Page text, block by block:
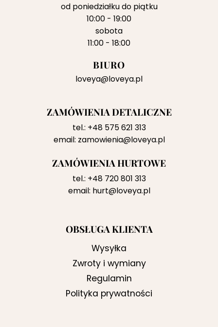
od poniedziałku do piątku
10:00 - 19:00
sobota
11:00 - 18:00
BIURO
loveya@loveya.pl
ZAMÓWIENIA DETALICZNE
tel.: +48 575 621 313
email: zamowienia@loveya.pl
ZAMÓWIENIA HURTOWE
tel.: +48 720 801 313
email: hurt@loveya.pl
OBSŁUGA KLIENTA
Wysyłka
Zwroty i wymiany
Regulamin
Polityka prywatności